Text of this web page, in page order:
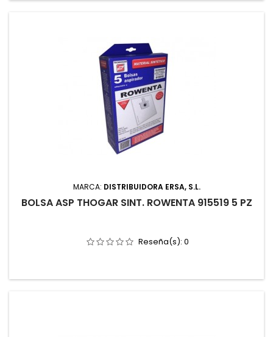
MARCA: DISTRIBUIDORA ERSA, S.L.
BOLSA ASP THOGAR SINT. ROWENTA 915519 5 PZ
Reseña(s): 0